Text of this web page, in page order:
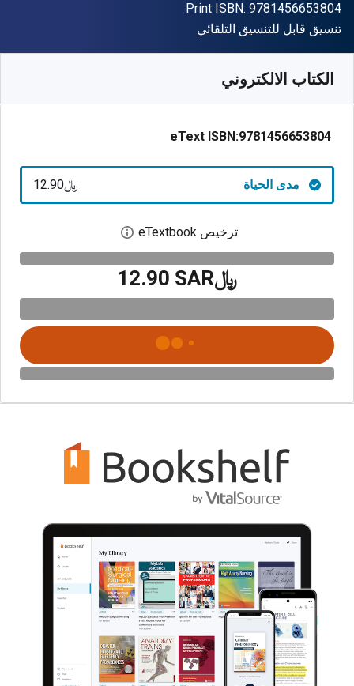
Print ISBN: 9781456653804
شكل
تنسيق قابل للتنسيق التلقائي
الكتاب الالكتروني
eText ISBN:9781456653804
مدى الحياة ﷼‎12.90
ترخيص eTextbook افتح مربع حوار
﷼‎12.90 SAR